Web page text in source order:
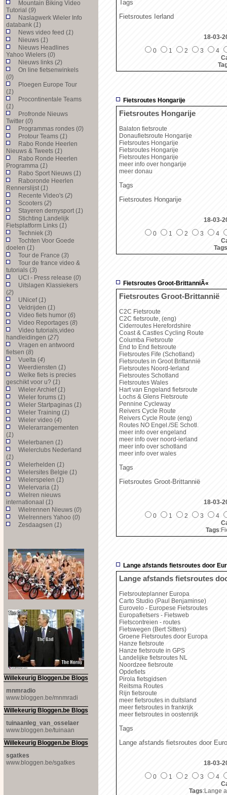
Mountain Biking Video
Tutorial (9)
Naslagwerk Wieler Info
databank (1)
News video feed (1)
Nieuws (1)
Nieuws Headlines
Yahoo Wielers (0)
Nieuws links (2)
On line fietsenwinkels
(0)
Ploegen Europe Tour
(1)
Procontinentale Teams
(1)
Profronde Nieuws
Twitter (0)
Programmas rondes (0)
Protour Teams (1)
Rabo Ronde Heerlen
Nieuws & Tweets (1)
Rabo Ronde Heerlen
Programma (1)
Rabo Sport Nieuws (1)
Raboronde Heerlen
Rennerslijst (1)
Recente Video's (2)
Scooters (2)
Stayeren dernysport (1)
Stichting Landelijk
Fietsplatform Links (1)
Techniek (3)
Tochten Voor Goede
doelen (1)
Tour de France (3)
Tour de france video &
tutorials (3)
UCI - Press release (0)
Uitslagen Klassiekers
(2)
UNicef (1)
Veldrijden (1)
Video fiets humor (6)
Video Reportages (8)
Video tutorials,video
handleidingen (27)
Vragen en antwoord
fietsen (8)
Vuelta (4)
Weerdiensten (1)
Welke fiets is precies
geschikt voor u? (1)
Wieler Archief (1)
Wieler forums (1)
Wieler Startpaginas (1)
Wieler Training (1)
Wieler video (4)
Wielerarrangementen
(1)
Wielerbanen (1)
Wielerclubs Nederland
(1)
Wielerhelden (1)
Wielersites Belgie (1)
Wielerspelen (1)
Wielervaria (1)
Wielren nieuws
internationaal (1)
Wielrennen Nieuws (0)
Wielrenners Yahoo (0)
Zesdaagsen (1)
Willekeurig Bloggen.be Blogs
mnmradio
www.bloggen.be/mnmradi
Willekeurig Bloggen.be Blogs
tuinaanleg_van_osselaer
www.bloggen.be/tuinaan
Willekeurig Bloggen.be Blogs
sgatkes
www.bloggen.be/sgatkes
Tags
Fietsroutes Ierland
18-03-
0
1 2 3
4
Fietsroutes Hongarije
Fietsroutes Hongarije
Balaton fietsroute
Donaufietsroute Hongarije
Fietsroutes Hongarije
Fietsroutes Hongarije
Fietsroutes Hongarije
meer info over hongarije
meer donau
Tags
Fietsroutes Hongarije
18-03-
0
1 2 3
4
Tags
Fietsroutes Groot-BrittanniÃ«
Fietsroutes Groot-Brittannië
C2C Fietsroute
C2C fietsroute, (eng)
Ciderroutes Herefordshire
Coast & Castles Cycling Route
Columba Fietsroute
End to End fietsroute
Fietsroutes Fife (Schotland)
Fietsroutes in Groot Brittannië
Fietsroutes Noord-Ierland
Fietsroutes Schotland
Fietsroutes Wales
Hart van Engeland fietsroute
Lochs & Glens Fietsroute
Pennine Cycleway
Reivers Cycle Route
Reivers Cycle Route (eng)
Routes NO Engel./SE Schotl.
meer info over engeland
meer info over noord-ierland
meer info over schotland
meer info over wales
Tags
Fietsroutes Groot-Brittannië
18-03-
0
1 2 3
4
Tags
Lange afstands fietsroutes door
Lange afstands fietsroutes
Fietsrouteplanner Europa
Carto Studio (Paul Benjaminse)
Eurovelo - Europese Fietsroutes
Europafietsers - Fietsweb
Fietscontreien - routes
Fietswegen (Bert Sitters)
Groene Fietsroutes door Europa
Hanze fietsroute
Hanze fietsroute in GPS
Landelijke fietsroutes NL
Noordzee fietsroute
Opdefiets
Pirola fietsgidsen
Reitsma Routes
Rijn fietsroute
meer fietsroutes in duitsland
meer fietsroutes in frankrijk
meer fietsroutes in oostenrijk
Tags
Lange afstands fietsroutes door
18-03-
0
1 2 3
4
Tags:Lange